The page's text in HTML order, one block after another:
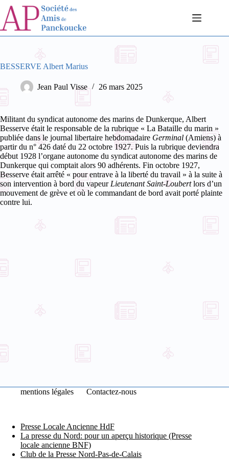
Passer
contenu
BESSERVE Albert Marius
Jean Paul Visse 26 mars 2025
Militant du syndicat autonome des marins de Dunkerque, Albert
Besserve était le responsable de la rubrique « La Bataille du marin »
publiée dans le journal libertaire hebdomadaire Germinal (Amiens) à
partir du n° 426 daté du 22 octobre 1927. Puis la rubrique deviendra
début 1928 l’organe autonome du syndicat autonome des marins de
Dunkerque qui comptait alors 90 adhérents. Fin octobre 1927,
Besserve était arrêté « pour entrave à la liberté du travail » à la suite à
son intervention à bord du vapeur Lieutenant Saint-Loubert lors d’un
mouvement de grève et où le commandant de bord avait porté plainte
contre lui.
mentions légales Contactez-nous
Presse Locale Ancienne HdF
La presse du Nord: pour un aperçu historique (Presse
locale ancienne BNF)
Club de la Presse Nord-Pas-de-Calais